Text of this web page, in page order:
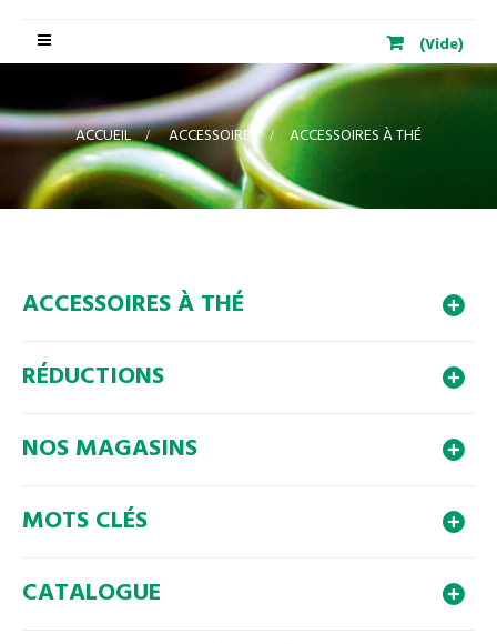
(Vide)
Basculer
la
ACCUEIL > ACCESSOIRES > ACCESSOIRES À THÉ
ACCESSOIRES À THÉ
RÉDUCTIONS
NOS MAGASINS
MOTS CLÉS
CATALOGUE